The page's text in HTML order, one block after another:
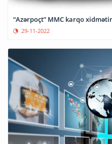
“Azərpoçt” MMC karqo
29-11-2022